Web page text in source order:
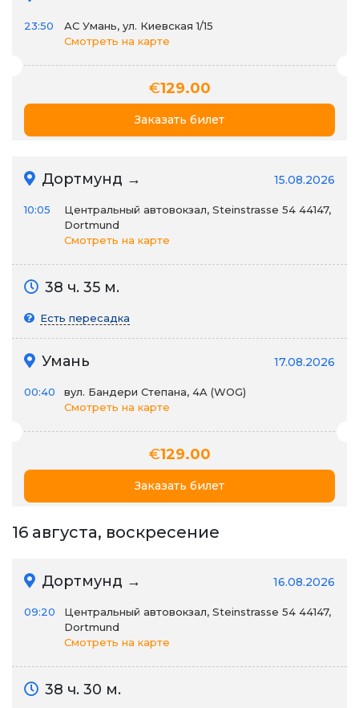
23:50
АС Умань, ул. Киевская 1/15
Смотреть на карте
€129.00
Заказать билет
Дортмунд → 15.08.2026
10:05
Центральный автовокзал, Steinstrasse 54 44147,
Dortmund
Смотреть на карте
38 ч. 35 м.
Есть пересадка
Умань 17.08.2026
00:40
вул. Бандери Степана, 4A (WOG)
Смотреть на карте
€129.00
Заказать билет
16 августа, воскресение
Дортмунд → 16.08.2026
09:20
Центральный автовокзал, Steinstrasse 54 44147,
Dortmund
Смотреть на карте
38 ч. 30 м.